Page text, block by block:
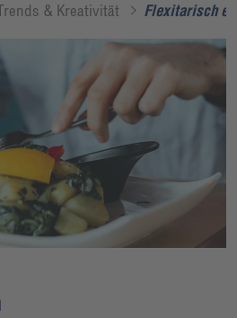
& Kreativität Flexitarisch